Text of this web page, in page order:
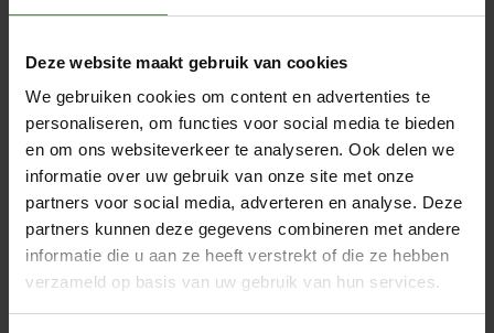
Deze website maakt gebruik van cookies
We gebruiken cookies om content en advertenties te
personaliseren, om functies voor social media te bieden
en om ons websiteverkeer te analyseren. Ook delen we
informatie over uw gebruik van onze site met onze
partners voor social media, adverteren en analyse. Deze
partners kunnen deze gegevens combineren met andere
informatie die u aan ze heeft verstrekt of die ze hebben
verzameld op basis van uw gebruik van hun services.
Wat zijn de verzendkosten?
Welke maat incontinentiemateriaal heb ik nodig?
Wat zijn de betaalmethoden?
Waar kan ik terecht voor vragen over
incontinentiematerialen?